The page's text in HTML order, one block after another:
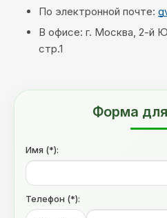
По электронной почте:
В офисе: г. Москва, 2-й
стр.1
Форма
Имя (*):
Телефон (*):